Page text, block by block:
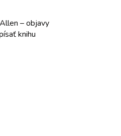
– objavy
knihu